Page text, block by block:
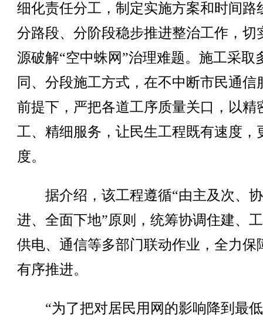
细化责任分工，制定实施方案和时间路
分路段、分阶段稳步推进整治工作，切
源破解“空中蛛网”治理难题。施工采取
同、分段施工方式，在不中断市民通信
前提下，严把各道工序质量关口，以精
工、精细服务，让民生工程既有速度，
度。
据介绍，该工程遵循“由主及次、
进、全面下地”原则，统筹协调住建、
供电、通信等多部门联动作业，全力保
有序推进。
“为了把对居民用网的影响降到最